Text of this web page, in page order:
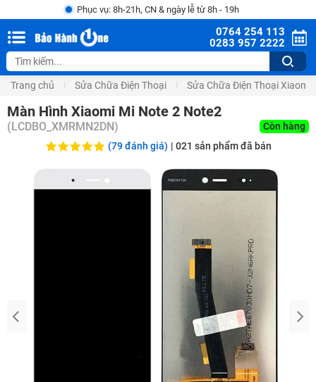
Phục vụ: 8h-21h, CN & ngày lễ từ 8h - 19h
0764 254 113
0283 957 2222
Trang chủ Sửa Chữa Điện Thoại Sửa Chữa Điện Thoại Xiaomi
Màn Hình Xiaomi Mi Note 2 Note2
(LCDBO_XMRMN2DN)
Còn hàng
(79 đánh giá) | 021 sản phẩm đã bán